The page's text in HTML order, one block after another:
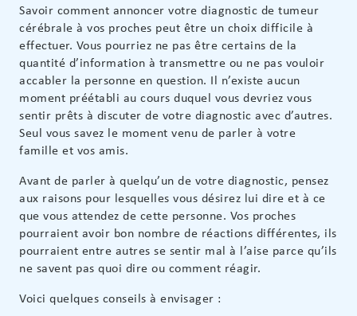
Savoir comment annoncer votre diagnostic de tumeur
cérébrale à vos proches peut être un choix difficile à
effectuer. Vous pourriez ne pas être certains de la
quantité d’information à transmettre ou ne pas vouloir
accabler la personne en question. Il n’existe aucun
moment préétabli au cours duquel vous devriez vous
sentir prêts à discuter de votre diagnostic avec d’autres.
Seul vous savez le moment venu de parler à votre
famille et vos amis.
Avant de parler à quelqu’un de votre diagnostic, pensez
aux raisons pour lesquelles vous désirez lui dire et à ce
que vous attendez de cette personne. Vos proches
pourraient avoir bon nombre de réactions différentes, ils
pourraient entre autres se sentir mal à l’aise parce qu’ils
ne savent pas quoi dire ou comment réagir.
Voici quelques conseils à envisager :